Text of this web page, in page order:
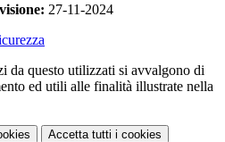
27-11-2024
da questo utilizzati si avvalgono di
ed utili alle finalità illustrate nella
Accetta tutti i cookies